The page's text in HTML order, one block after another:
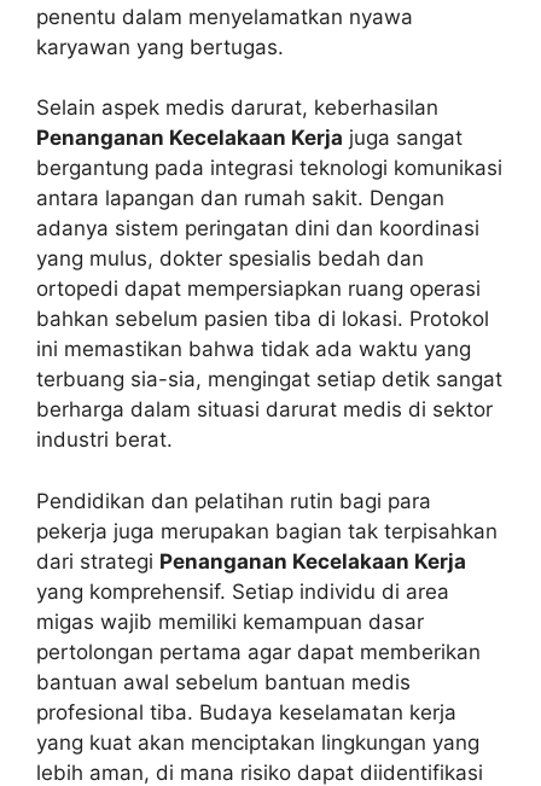
penentu dalam menyelamatkan nyawa
karyawan yang bertugas.
Selain aspek medis darurat, keberhasilan
Penanganan Kecelakaan Kerja juga sangat
bergantung pada integrasi teknologi komunikasi
antara lapangan dan rumah sakit. Dengan
adanya sistem peringatan dini dan koordinasi
yang mulus, dokter spesialis bedah dan
ortopedi dapat mempersiapkan ruang operasi
bahkan sebelum pasien tiba di lokasi. Protokol
ini memastikan bahwa tidak ada waktu yang
terbuang sia-sia, mengingat setiap detik sangat
berharga dalam situasi darurat medis di sektor
industri berat.
Pendidikan dan pelatihan rutin bagi para
pekerja juga merupakan bagian tak terpisahkan
dari strategi Penanganan Kecelakaan Kerja
yang komprehensif. Setiap individu di area
migas wajib memiliki kemampuan dasar
pertolongan pertama agar dapat memberikan
bantuan awal sebelum bantuan medis
profesional tiba. Budaya keselamatan kerja
yang kuat akan menciptakan lingkungan yang
lebih aman, di mana risiko dapat diidentifikasi